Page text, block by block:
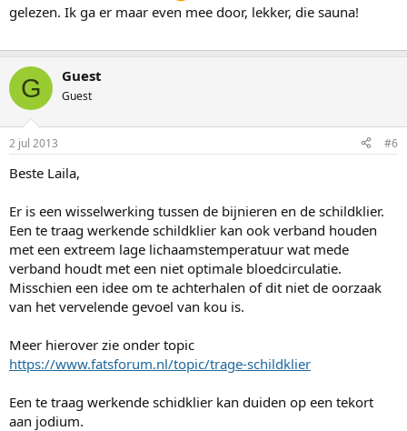
gelezen. Ik ga er maar even mee door, lekker, die sauna!
G Guest
Guest
2 jul 2013 #6
Beste Laila,
Er is een wisselwerking tussen de bijnieren en de schildklier.
Een te traag werkende schildklier kan ook verband houden
met een extreem lage lichaamstemperatuur wat mede
verband houdt met een niet optimale bloedcirculatie.
Misschien een idee om te achterhalen of dit niet de oorzaak
van het vervelende gevoel van kou is.
Meer hierover zie onder topic
https://www.fatsforum.nl/topic/trage-schildklier
Een te traag werkende schidklier kan duiden op een tekort
aan jodium.